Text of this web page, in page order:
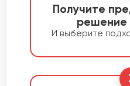
Получите
решение
И выберите